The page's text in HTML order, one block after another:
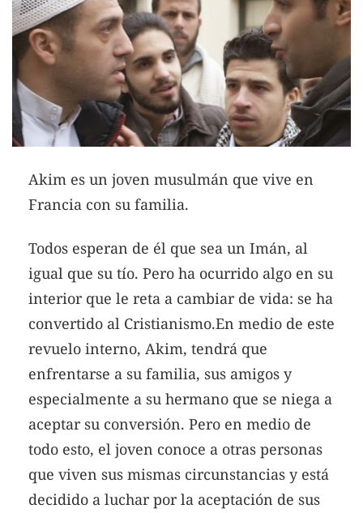
Akim es un joven musulmán que vive en
Francia con su familia.
Todos esperan de él que sea un Imán, al
igual que su tío. Pero ha ocurrido algo en su
interior que le reta a cambiar de vida: se ha
convertido al Cristianismo.En medio de este
revuelo interno, Akim, tendrá que
enfrentarse a su familia, sus amigos y
especialmente a su hermano que se niega a
aceptar su conversión. Pero en medio de
todo esto, el joven conoce a otras personas
que viven sus mismas circunstancias y está
decidido a luchar por la aceptación de sus